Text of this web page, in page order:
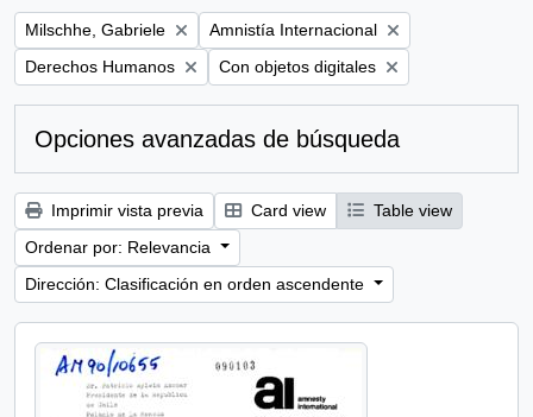
Remove filter:
Milschhe, Gabriele Remove filter:
Amnistía Internacional
Remove filter:
Derechos Humanos Remove filter:
Con objetos digitales
Opciones avanzadas de búsqueda
Imprimir vista previa Card view
Table view
Ordenar por: Relevancia
Dirección: Clasificación en orden ascendente